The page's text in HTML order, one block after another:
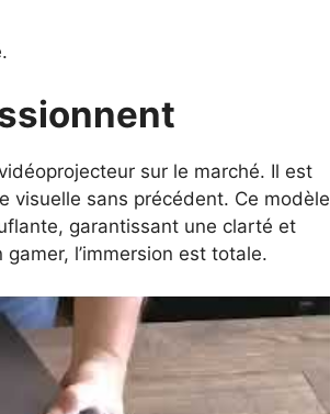
sur le marché. Il est
visuelle sans précédent. Ce modèle
garantissant une clarté et
l’immersion est totale.